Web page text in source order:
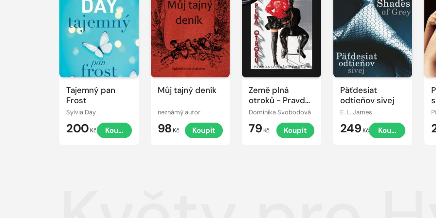
Tajemný pan
Frost
Sylvia Day
200 Kč Koupit
Můj tajný deník
neznámý autor
98 Kč Koupit
Země plná
otroků - Pravda
o (vašich)
Dominika Svobodová
79 Kč Koupit
Päťdesiat
odtieňov sivej
E. L. James
249 Kč Koupit